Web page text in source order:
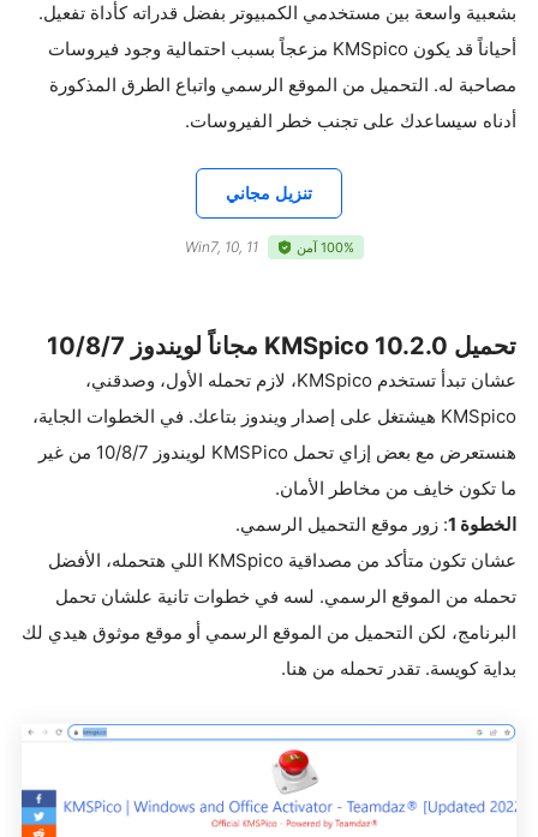
بشعبية واسعة بين مستخدمي الكمبيوتر بفضل قدراته كأداة تفعيل.
أحياناً قد يكون KMSpico مزعجاً بسبب احتمالية وجود فيروسات
مصاحبة له. التحميل من الموقع الرسمي واتباع الطرق المذكورة
أدناه سيساعدك على تجنب خطر الفيروسات.
تنزيل مجاني
100% آمن Win7, 10, 11
تحميل KMSpico 10.2.0 مجاناً لويندوز 10/8/7
عشان تبدأ تستخدم KMSpico، لازم تحمله الأول، وصدقني،
KMSpico هيشتغل على إصدار ويندوز بتاعك. في الخطوات الجاية،
هنستعرض مع بعض إزاي تحمل KMSPico لويندوز 10/8/7 من غير
ما تكون خايف من مخاطر الأمان.
الخطوة 1: زور موقع التحميل الرسمي.
عشان تكون متأكد من مصداقية KMSpico اللي هتحمله، الأفضل
تحمله من الموقع الرسمي. لسه في خطوات تانية علشان تحمل
البرنامج، لكن التحميل من الموقع الرسمي أو موقع موثوق هيدي لك
بداية كويسة. تقدر تحمله من هنا.